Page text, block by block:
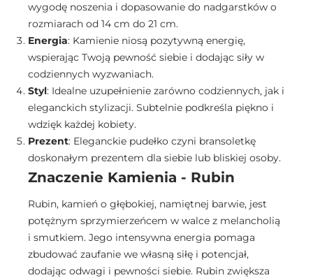
wygodę noszenia i dopasowanie do nadgarstków o
rozmiarach od 14 cm do 21 cm.
Energia: Kamienie niosą pozytywną energię,
wspierając Twoją pewność siebie i dodając siły w
codziennych wyzwaniach.
Styl: Idealne uzupełnienie zarówno codziennych, jak i
eleganckich stylizacji. Subtelnie podkreśla piękno i
wdzięk każdej kobiety.
Prezent: Eleganckie pudełko czyni bransoletkę
doskonałym prezentem dla siebie lub bliskiej osoby.
Znaczenie Kamienia - Rubin
Rubin, kamień o głębokiej, namiętnej barwie, jest
potężnym sprzymierzeńcem w walce z melancholią
i smutkiem. Jego intensywna energia pomaga
zbudować zaufanie we własną siłę i potencjał,
dodając odwagi i pewności siebie. Rubin zwiększa